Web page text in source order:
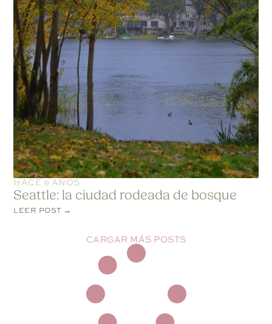
HACE 9 AÑOS
Seattle: la ciudad rodeada de bosque
LEER POST →
CARGAR MÁS POSTS